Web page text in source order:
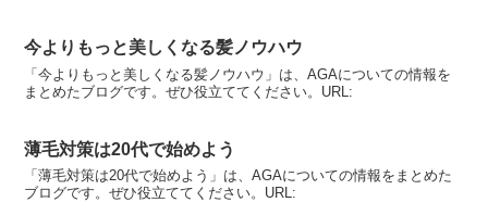
今よりもっと美しくなる髪ノウハウ
「今よりもっと美しくなる髪ノウハウ」は、AGAについての情報を
まとめたブログです。ぜひ役立ててください。URL:
薄毛対策は20代で始めよう
「薄毛対策は20代で始めよう」は、AGAについての情報をまとめた
ブログです。ぜひ役立ててください。URL: